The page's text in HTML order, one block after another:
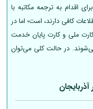
اقدام به ترجمه مکاتبه با
کافی دارند، است؛ اما در
ملی و کارت پایان خدمت
در حالت کلی می‌توان